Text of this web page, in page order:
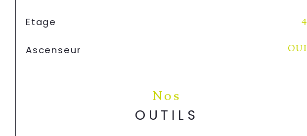
Etage 4
Ascenseur OUI
Nos
OUTILS